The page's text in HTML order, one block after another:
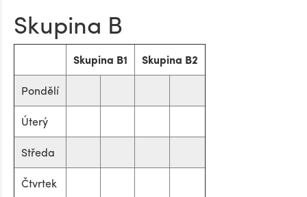
Skupina B
Skupina B1
Skupina B2
Pondělí
Úterý
Středa
Čtvrtek